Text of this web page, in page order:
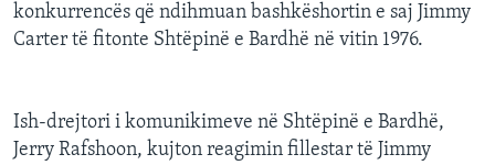
konkurrencës që ndihmuan bashkëshortin e saj Jimmy
Carter të fitonte Shtëpinë e Bardhë në vitin 1976.
Ish-drejtori i komunikimeve në Shtëpinë e Bardhë,
Jerry Rafshoon, kujton reagimin fillestar të Jimmy